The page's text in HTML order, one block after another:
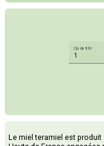
Quantité
Le miel teramiel est